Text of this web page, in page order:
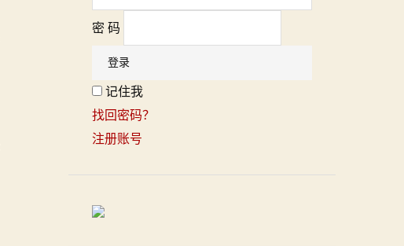
密 码
记住我
找回密码？
注册账号